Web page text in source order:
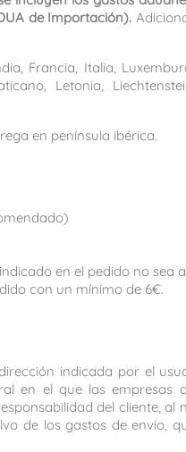
de Importación).
Francia, Italia,
Letonia,
en península ibérica.
en el pedido no sea
con un mínimo de 6€.
indicada por el
el que las empresas
del cliente,
de los gastos de envío,